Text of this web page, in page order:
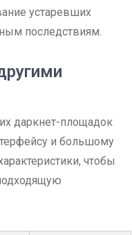
устаревших
последствиям.
даркнет-площадок
и большому
чтобы